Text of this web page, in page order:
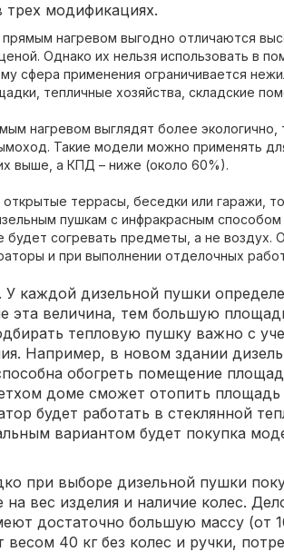
модификациях.
нагревом выгодно отличаются
Однако их нельзя использовать в
сфера применения ограничивается
тепличные хозяйства, складские
нагревом выглядят более экологично,
Такие модели можно применять
выше, а КПД – ниже (около 60%).
открытые террасы, беседки или гаражи,
пушкам с инфракрасным способом
будет согревать предметы, а не воздух.
и при выполнении отделочных
. У каждой дизельной пушки
эта величина, тем большую
тепловую пушку важно с
Например, в новом здании
обогреть помещение
доме сможет отопить
будет работать в стеклянной
вариантом будет покупка
при выборе дизельной пушки
вес изделия и наличие колес.
достаточно большую массу (от
весом 40 кг без колес и ручки,